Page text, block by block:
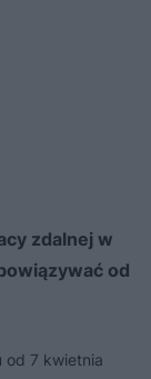
zdalnej w
od
od 7 kwietnia